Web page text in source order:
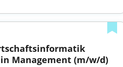
Management (m/w/d)